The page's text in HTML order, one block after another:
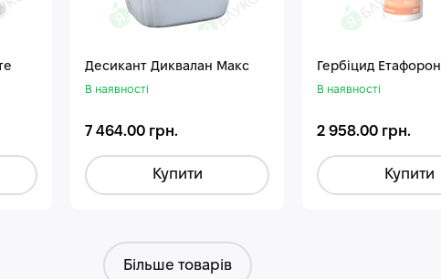
Десикант Диквалан Макс
В наявності
7 464.00 грн.
Купити
Гербіцид Етафорон
В наявності
2 958.00 грн.
Купити
Більше товарів